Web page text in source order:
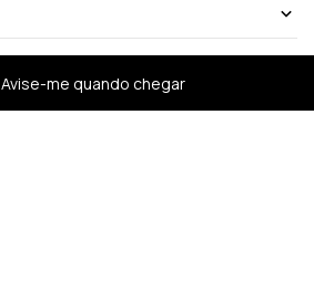
Avise-me quando chegar